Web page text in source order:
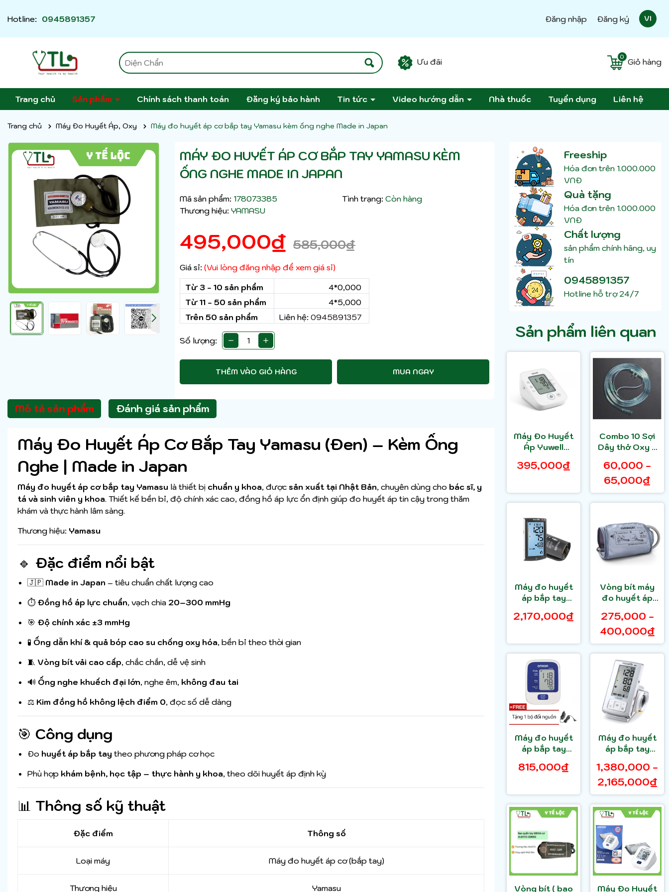
Hotline: 0945891357 Đăng nhập Đăng ký VI
Ưu đãi Giỏ hàng
0
Trang chủ Sản phẩm Chính sách thanh toán Đăng ký bảo hành Tin tức Video hướng dẫn Nhà thuốc Tuyển dụng Liên hệ
Trang chủ Máy Đo Huyết Áp, Oxy Máy đo huyết áp cơ bắp tay Yamasu kèm ống nghe Made in Japan
MÁY ĐO HUYẾT ÁP CƠ BẮP TAY YAMASU KÈM
ỐNG NGHE MADE IN JAPAN
Mã sản phẩm: 178073385 Tình trạng: Còn hàng
Thương hiệu: YAMASU
495,000₫ 585,000₫
Giá sỉ: (Vui lòng đăng nhập để xem giá sỉ)
Từ 3 - 10 sản phẩm
4*0,000
Từ 11 - 50 sản phẩm
4*5,000
Trên 50 sản phẩm
Liên hệ: 0945891357
Số lượng:
THÊM VÀO GIỎ HÀNG MUA NGAY
Mô tả sản phẩm Đánh giá sản phẩm
Máy Đo Huyết Áp Cơ Bắp Tay Yamasu (Đen) – Kèm Ống
Nghe | Made in Japan
Máy đo huyết áp cơ bắp tay Yamasu là thiết bị chuẩn y khoa, được sản xuất tại Nhật Bản, chuyên dùng cho bác sĩ, y
tá và sinh viên y khoa. Thiết kế bền bỉ, độ chính xác cao, đồng hồ áp lực ổn định giúp đo huyết áp tin cậy trong thăm
khám và thực hành lâm sàng.
Thương hiệu: Yamasu
🔹 Đặc điểm nổi bật
🇯🇵 Made in Japan – tiêu chuẩn chất lượng cao
⏱ Đồng hồ áp lực chuẩn, vạch chia 20–300 mmHg
🎯 Độ chính xác ±3 mmHg
🧪 Ống dẫn khí & quả bóp cao su chống oxy hóa, bền bỉ theo thời gian
🧵 Vòng bít vải cao cấp, chắc chắn, dễ vệ sinh
🔊 Ống nghe khuếch đại lớn, nghe êm, không đau tai
⚖️ Kim đồng hồ không lệch điểm 0, đọc số dễ dàng
🎯 Công dụng
Đo huyết áp bắp tay theo phương pháp cơ học
Phù hợp khám bệnh, học tập – thực hành y khoa, theo dõi huyết áp định kỳ
📊 Thông số kỹ thuật
Đặc điểm Thông số
Loại máy Máy đo huyết áp cơ (bắp tay)
Thương hiệu Yamasu
Freeship
Hóa đơn trên 1.000.000
VNĐ
Quà tặng
Hóa đơn trên 1.000.000
VNĐ
Chất lượng
sản phẩm chính hãng, uy
tín
0945891357
Hotline hỗ trợ 24/7
Sản phẩm liên quan
Máy Đo Huyết
Áp Yuwell
395,000₫
Combo 10 Sợi
Dây thở Oxy 2
60,000 -
65,000₫
Máy đo huyết
áp bắp tay
Microlife BP A7
(công nghệ 4.0
mới nhất)
2,170,000₫
Vòng bít máy
đo huyết áp
chính hãng
275,000 -
400,000₫
Máy đo huyết
áp bắp tay
8712 (Trắng
Tặng bộ đổi
nguồn Tốt
815,000₫
Máy đo huyết
áp bắp tay
Basic - A200 -
A7 ( cảnh báo
đột quỵ )
1,380,000 -
2,165,000₫
Vòng bít ( bao
Máy Đo Huyết